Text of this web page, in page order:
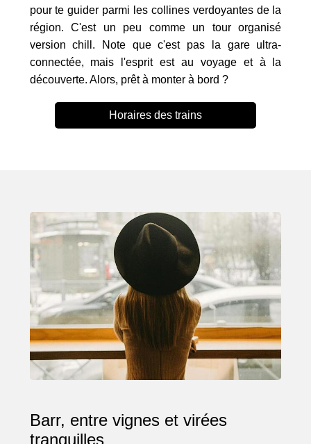
pour te guider parmi les collines verdoyantes de la
région. C'est un peu comme un tour organisé
version chill. Note que c'est pas la gare ultra-
connectée, mais l'esprit est au voyage et à la
découverte. Alors, prêt à monter à bord ?
Horaires des trains
Barr, entre vignes et virées
tranquilles